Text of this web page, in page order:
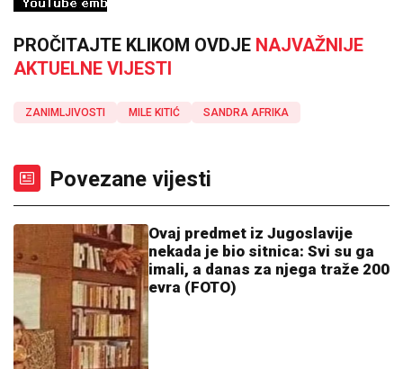
PROČITAJTE KLIKOM OVDJE NAJVAŽNIJE
AKTUELNE VIJESTI
ZANIMLJIVOSTI MILE KITIĆ SANDRA AFRIKA
Povezane vijesti
Ovaj predmet iz Jugoslavije
nekada je bio sitnica: Svi su ga
imali, a danas za njega traže 200
evra (FOTO)